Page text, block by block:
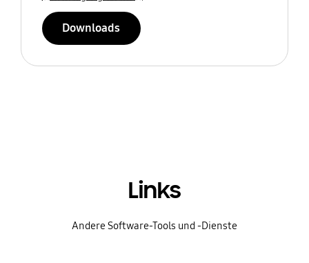
Downloads
Links
Andere Software-Tools und -Dienste